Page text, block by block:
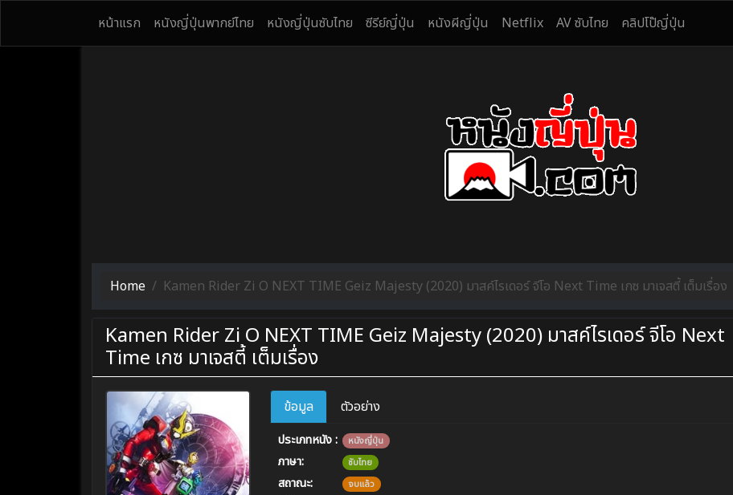
หน้าแรก หนังญี่ปุ่นพากย์ไทย หนังญี่ปุ่นซับไทย ซีรีย์ญี่ปุ่น หนังผีญี่ปุ่น Netflix AV ซับไทย คลิปโป๊ญี่ปุ่น
Home Kamen Rider Zi O NEXT TIME Geiz Majesty (2020) มาสค์ไรเดอร์ จีโอ Next Time เกซ มาเจสตี้ เต็มเรื่อง
Kamen Rider Zi O NEXT TIME Geiz Majesty (2020) มาสค์ไรเดอร์ จีโอ Next
Time เกซ มาเจสตี้ เต็มเรื่อง
ข้อมูล ตัวอย่าง
ประเภทหนัง : หนังญี่ปุ่น
ภาษา: ซับไทย
สถาณะ: จบแล้ว